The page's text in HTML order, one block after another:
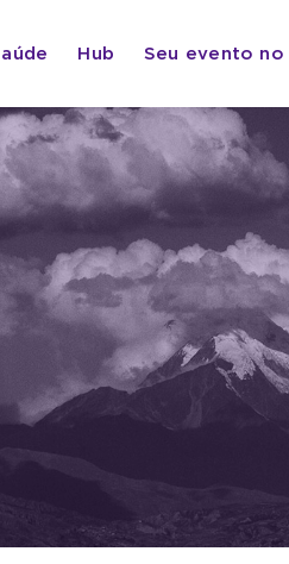
Hub Seu evento no